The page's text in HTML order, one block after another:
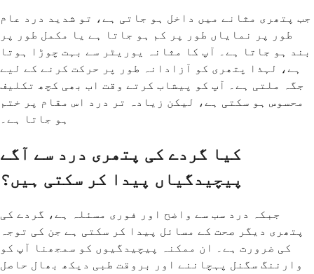
جب پتھری مثانے میں داخل ہو جاتی ہے، تو شدید درد عام
طور پر نمایاں طور پر کم ہو جاتا ہے یا مکمل طور پر
بند ہو جاتا ہے۔ آپ کا مثانہ یوریٹر سے بہت چوڑا ہوتا
ہے، لہذا پتھری کو آزادانہ طور پر حرکت کرنے کے لیے
جگہ ملتی ہے۔ آپ کو پیشاب کرتے وقت اب بھی کچھ تکلیف
محسوس ہو سکتی ہے، لیکن زیادہ تر درد اس مقام پر ختم
ہو جاتا ہے۔
کیا گردے کی پتھری درد سے آگے
پیچیدگیاں پیدا کر سکتی ہیں؟
جبکہ درد سب سے واضح اور فوری مسئلہ ہے، گردے کی
پتھری دیگر صحت کے مسائل پیدا کر سکتی ہے جن کی توجہ
کی ضرورت ہے۔ ان ممکنہ پیچیدگیوں کو سمجھنا آپ کو
وارننگ سگنل پہچاننے اور بروقت طبی دیکھ بھال حاصل